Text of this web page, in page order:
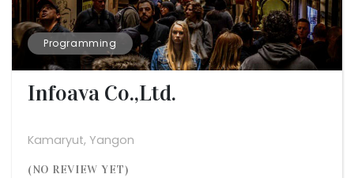
Programming
Infoava Co.,Ltd.
Kamaryut, Yangon
(NO REVIEW YET)